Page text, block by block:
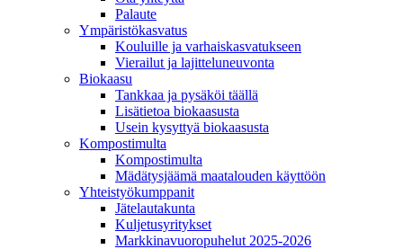
Palaute
Ympäristökasvatus
Kouluille ja varhaiskasvatukseen
Vierailut ja lajitteluneuvonta
Biokaasu
Tankkaa ja pysäköi täällä
Lisätietoa biokaasusta
Usein kysyttyä biokaasusta
Kompostimulta
Kompostimulta
Mädätysjäämä maatalouden käyttöön
Yhteistyökumppanit
Jätelautakunta
Kuljetusyritykset
Markkinavuoropuhelut 2025-2026